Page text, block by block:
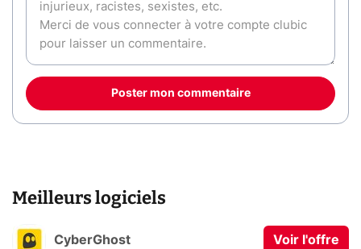
Poster mon commentaire
Meilleurs logiciels
CyberGhost Voir l'offre